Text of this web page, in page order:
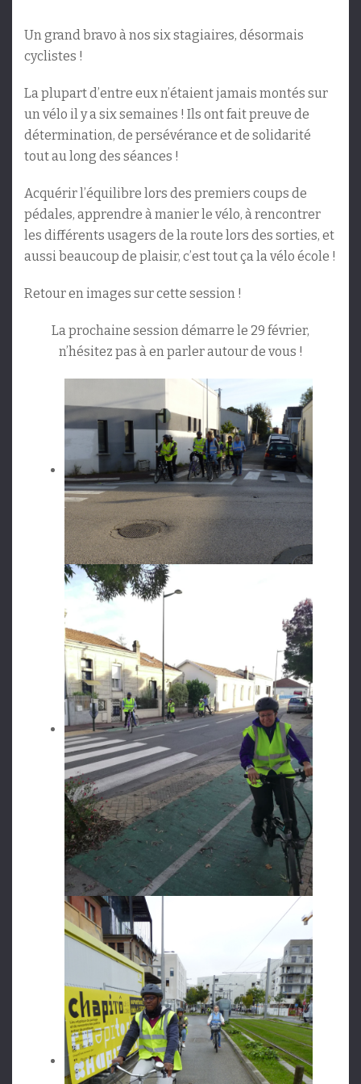
Un grand bravo à nos six stagiaires, désormais
cyclistes !
La plupart d’entre eux n’étaient jamais montés sur
un vélo il y a six semaines ! Ils ont fait preuve de
détermination, de persévérance et de solidarité
tout au long des séances !
Acquérir l’équilibre lors des premiers coups de
pédales, apprendre à manier le vélo, à rencontrer
les différents usagers de la route lors des sorties, et
aussi beaucoup de plaisir, c’est tout ça la vélo école !
Retour en images sur cette session !
La prochaine session démarre le 29 février,
n’hésitez pas à en parler autour de vous !